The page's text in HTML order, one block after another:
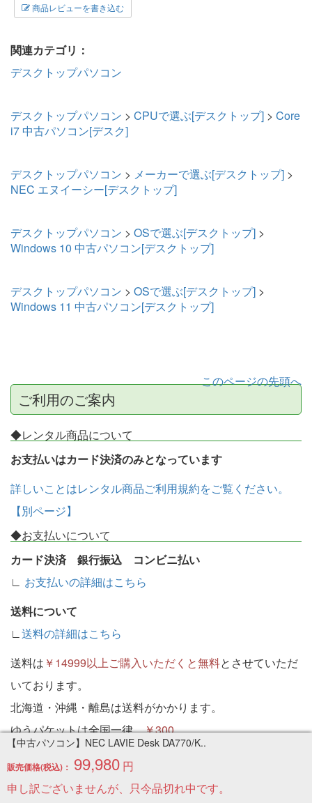
【中古パソコン】NEC LAVIE Desk DA770/K..
販売価格(税込)： 99,980 円
申し訳ございませんが、只今品切れ中です。
商品レビューを書き込む
関連カテゴリ：
デスクトップパソコン
デスクトップパソコン > CPUで選ぶ[デスクトップ] > Core
i7 中古パソコン[デスク]
デスクトップパソコン > メーカーで選ぶ[デスクトップ] >
NEC エヌイーシー[デスクトップ]
デスクトップパソコン > OSで選ぶ[デスクトップ] >
Windows 10 中古パソコン[デスクトップ]
デスクトップパソコン > OSで選ぶ[デスクトップ] >
Windows 11 中古パソコン[デスクトップ]
このページの先頭へ
ご利用のご案内
◆レンタル商品について
お支払いはカード決済のみとなっています
詳しいことはレンタル商品ご利用規約をご覧ください。
【別ページ】
◆お支払いについて
カード決済 銀行振込 コンビニ払い
∟ お支払いの詳細はこちら
送料について
∟送料の詳細はこちら
送料は ￥14999以上ご購入いただくと無料とさせていただ
いております。
北海道・沖縄・離島は送料がかかります。
ゆうパケットは全国一律￥300
※配達日・時間指定可能（ゆうパケット不可）
現在システム都合で選択できませんがその他お問い合わせ
の欄にご記入ください。